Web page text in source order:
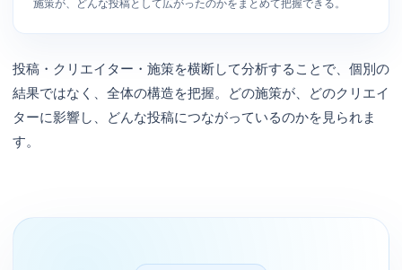
施策が、どんな投稿として広がったのかをまとめて把握できる。
投稿・クリエイター・施策を横断して分析することで、個別の
結果ではなく、全体の構造を把握。どの施策が、どのクリエイ
ターに影響し、どんな投稿につながっているのかを見られま
す。